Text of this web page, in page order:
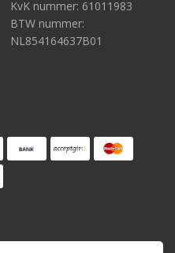
KvK nummer: 61011983
BTW nummer:
NL854164637B01